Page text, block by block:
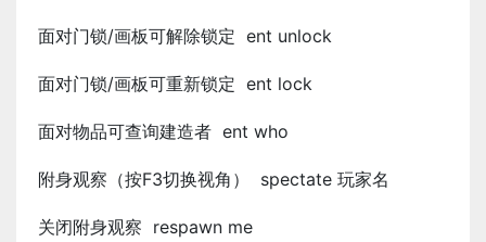
面对门锁/画板可解除锁定 ent unlock
面对门锁/画板可重新锁定 ent lock
面对物品可查询建造者 ent who
附身观察（按F3切换视角） spectate 玩家名
关闭附身观察 respawn me